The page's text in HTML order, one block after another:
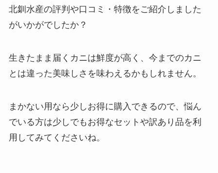
北釧水産の評判や口コミ・特徴をご紹介しました
がいかがでしたか？
生きたまま届くカニは鮮度が高く、今までのカニ
とは違った美味しさを味わえるかもしれません。
まかない用なら少しお得に購入できるので、悩ん
でいる方は少しでもお得なセットや訳あり品を利
用してみてくださいね。